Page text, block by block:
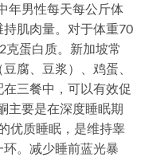
年男性每天每公斤体
肌肉量。对于体重70
蛋白质。新加坡常
腐、豆浆）、鸡蛋、
三餐中，可以有效促
主要是在深度睡眠期
优质睡眠，是维持睾
。减少睡前蓝光暴